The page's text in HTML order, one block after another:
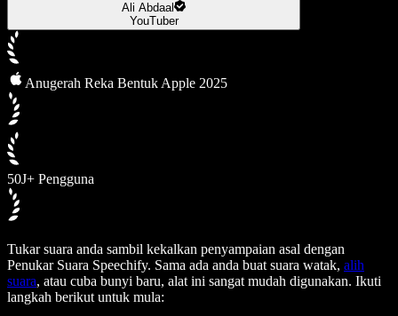
Ali Abdaal
YouTuber
Anugerah Reka Bentuk Apple 2025
50J+ Pengguna
Tukar suara anda sambil kekalkan penyampaian asal dengan
Penukar Suara Speechify. Sama ada anda buat suara watak, alih
suara, atau cuba bunyi baru, alat ini sangat mudah digunakan. Ikuti
langkah berikut untuk mula: